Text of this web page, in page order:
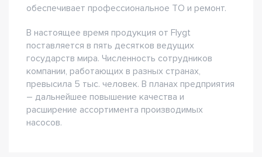
обеспечивает профессиональное ТО и ремонт.
В настоящее время продукция от Flygt
поставляется в пять десятков ведущих
государств мира. Численность сотрудников
компании, работающих в разных странах,
превысила 5 тыс. человек. В планах предприятия
– дальнейшее повышение качества и
расширение ассортимента производимых
насосов.